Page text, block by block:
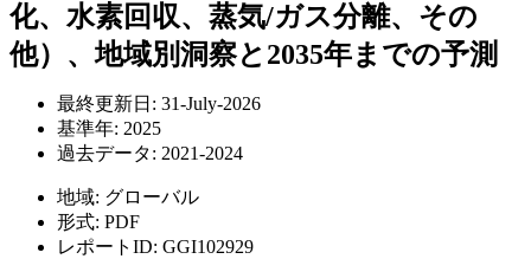
化、水素回収、蒸気/ガス分離、その
他）、地域別洞察と2035年までの予測
最終更新日: 31-July-2026
基準年: 2025
過去データ: 2021-2024
地域: グローバル
形式: PDF
レポートID: GGI102929